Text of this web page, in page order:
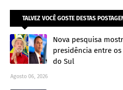
TALVEZ VOCÊ GOSTE DESTAS
Nova pesquisa
presidência entre
do Sul
Agosto 06, 2026